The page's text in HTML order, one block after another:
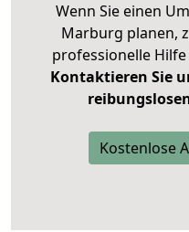
Wenn Sie einen
Marburg planen,
professionelle
Kontaktieren Sie
Kostenlose